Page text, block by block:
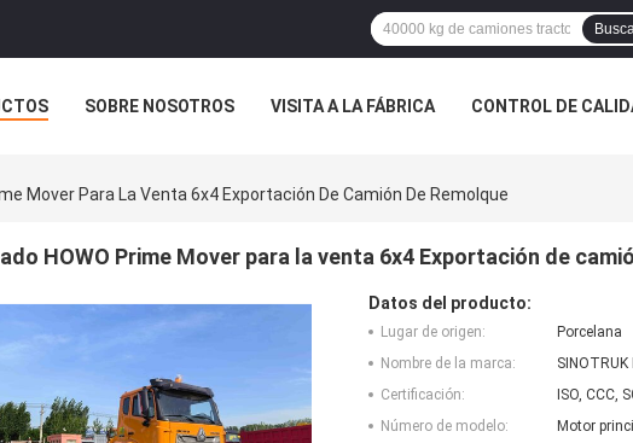
SOBRE NOSOTROS VISITA A LA FÁBRICA CONTROL DE
Mover Para La Venta 6x4 Exportación De Camión De Remolque
HOWO Prime Mover para la venta 6x4 Exportación de
Datos del producto:
Lugar de origen:
Porcelana
Nombre de la marca:
SINOTRUK
Certificación:
ISO, CCC,
Número de modelo:
Motor